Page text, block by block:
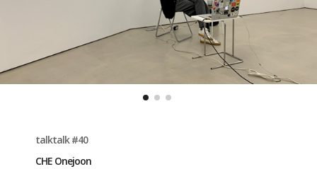
talktalk #40
CHE Onejoon